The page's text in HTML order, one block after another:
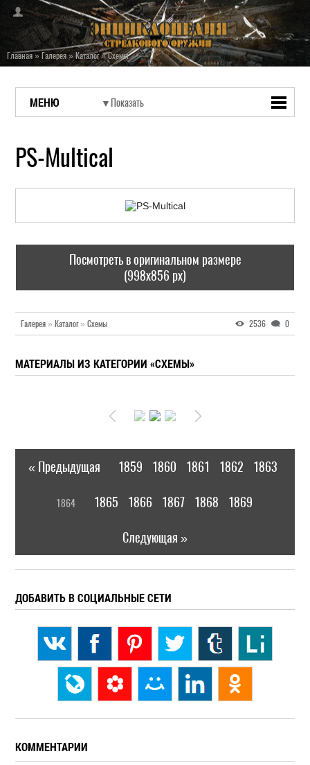
Главная»Галерея»Каталог»Схемы
МЕНЮ
PS-Multical
Посмотреть в оригинальном размере
(998x856 px)
Галерея » Каталог» Схемы 2536 0
МАТЕРИАЛЫ ИЗ КАТЕГОРИИ «СХЕМЫ»
« Предыдущая 1859 1860 1861 1862 1863
1864 1865 1866 1867 1868 1869
Следующая »
ДОБАВИТЬ В СОЦИАЛЬНЫЕ СЕТИ
КОММЕНТАРИИ